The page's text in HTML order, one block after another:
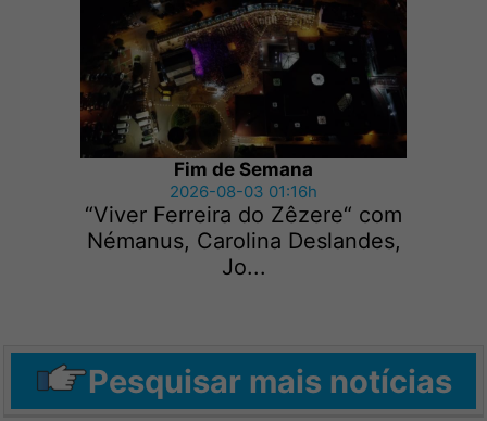
Fim de Semana
2026-08-03 01:16h
“Viver Ferreira do Zêzere“ com
Némanus, Carolina Deslandes,
Jo...
Pesquisar mais notícias